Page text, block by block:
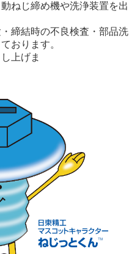
ねじ締め機や洗浄装置を出
結時の不良検査・部品洗
おります。
上げま